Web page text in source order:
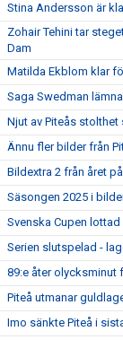
Stina Andersson är
Zohair Tehini tar
Dam
Matilda Ekblom klar
Saga Swedman
Njut av Piteås stolthet
Ännu fler bilder från
Bildextra 2 från året
Säsongen 2025 i
Svenska Cupen lottad
Serien slutspelad -
89:e åter olycksminut
Piteå utmanar
Imo sänkte Piteå i